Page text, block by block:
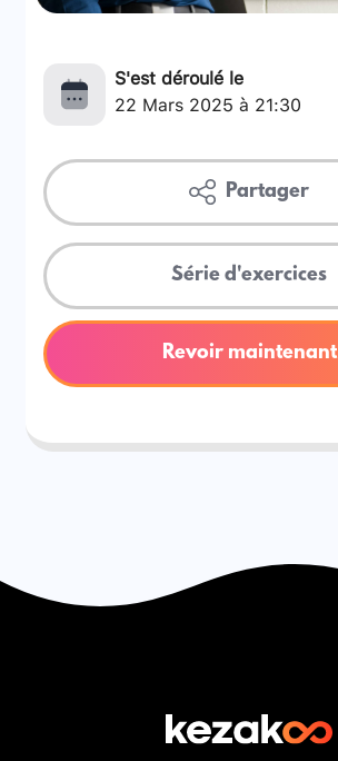
S'est déroulé le
22 Mars 2025 à 21:30
Partager
Série d'exercices
Revoir maintenant